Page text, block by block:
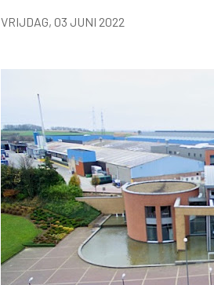
VRIJDAG, 03 JUNI 2022